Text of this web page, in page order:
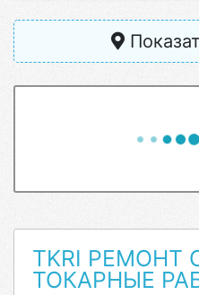
TKRI РЕМОНТ
ТОКАРНЫЕ